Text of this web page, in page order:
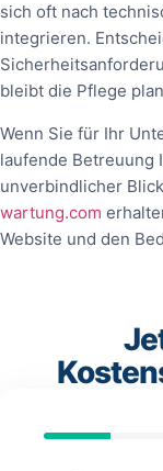
sich oft nach
integrieren.
bleibt die Pflege
Wenn Sie für Ihr
laufende Betreuung
unverbindlicher
wartung.com
Website und den